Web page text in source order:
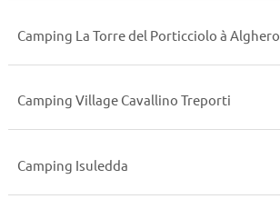
Camping La Torre del Porticciolo à Alghero
Camping Village Cavallino Treporti
Camping Isuledda